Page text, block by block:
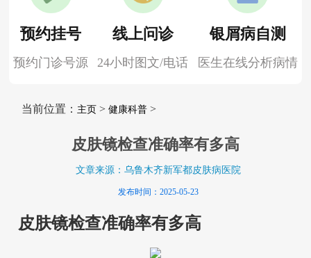
预约挂号
预约门诊号源
线上问诊
24小时图文/电话
银屑病自测
医生在线分析病情
当前位置： 主页> 健康科普>
皮肤镜检查准确率有多高
文章来源：乌鲁木齐新军都皮肤病医院
发布时间：2025-05-23
皮肤镜检查准确率有多高